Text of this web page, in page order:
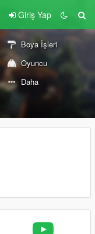
Giriş Yap
Boya İşleri
Oyuncu
Daha